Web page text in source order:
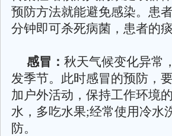
预防方法就能避免感染。患
分钟即可杀死病菌，患者的
感冒： 秋天气候变化异常
发季节。此时感冒的预防，
加户外活动，保持工作环境
水，多吃水果;经常使用冷水
防。